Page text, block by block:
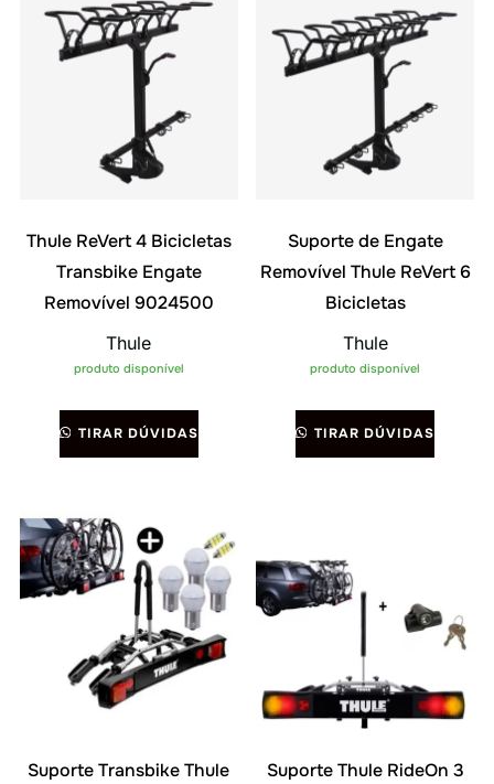
Thule ReVert 4 Bicicletas
Transbike Engate
Removível 9024500
Thule
produto disponível
TIRAR DÚVIDAS
Suporte de Engate
Removível Thule ReVert 6
Bicicletas
Thule
produto disponível
TIRAR DÚVIDAS
Suporte Transbike Thule
Suporte Thule RideOn 3